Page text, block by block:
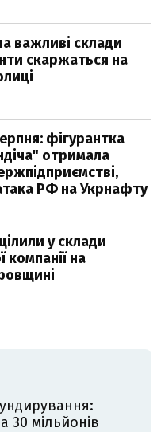
важливі склади
скаржаться на
фігурантка
отримала
РФ на Укрнафту
у склади
компанії на
30 мільйонів